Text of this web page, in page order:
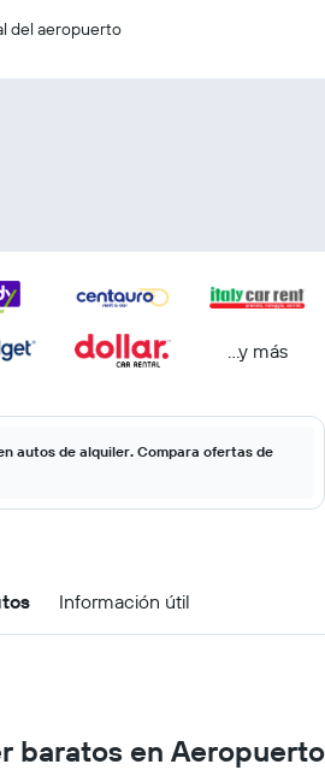
del aeropuerto
...y más
autos de alquiler. Compara ofertas de
Información útil
baratos en Aeropuerto